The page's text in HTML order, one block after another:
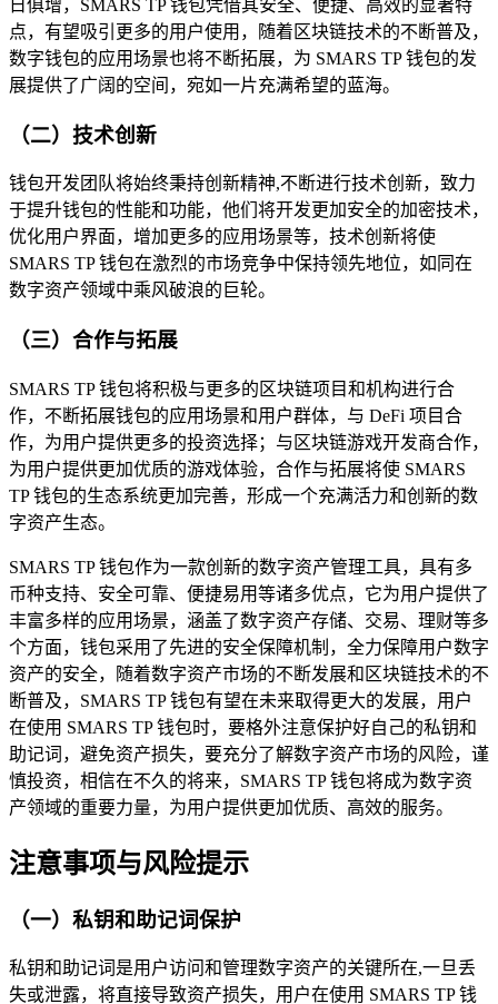
日俱增，SMARS TP 钱包凭借其安全、便捷、高效的显著特
点，有望吸引更多的用户使用，随着区块链技术的不断普及，
数字钱包的应用场景也将不断拓展，为 SMARS TP 钱包的发
展提供了广阔的空间，宛如一片充满希望的蓝海。
（二）技术创新
钱包开发团队将始终秉持创新精神,不断进行技术创新，致力
于提升钱包的性能和功能，他们将开发更加安全的加密技术，
优化用户界面，增加更多的应用场景等，技术创新将使
SMARS TP 钱包在激烈的市场竞争中保持领先地位，如同在
数字资产领域中乘风破浪的巨轮。
（三）合作与拓展
SMARS TP 钱包将积极与更多的区块链项目和机构进行合
作，不断拓展钱包的应用场景和用户群体，与 DeFi 项目合
作，为用户提供更多的投资选择；与区块链游戏开发商合作，
为用户提供更加优质的游戏体验，合作与拓展将使 SMARS
TP 钱包的生态系统更加完善，形成一个充满活力和创新的数
字资产生态。
SMARS TP 钱包作为一款创新的数字资产管理工具，具有多
币种支持、安全可靠、便捷易用等诸多优点，它为用户提供了
丰富多样的应用场景，涵盖了数字资产存储、交易、理财等多
个方面，钱包采用了先进的安全保障机制，全力保障用户数字
资产的安全，随着数字资产市场的不断发展和区块链技术的不
断普及，SMARS TP 钱包有望在未来取得更大的发展，用户
在使用 SMARS TP 钱包时，要格外注意保护好自己的私钥和
助记词，避免资产损失，要充分了解数字资产市场的风险，谨
慎投资，相信在不久的将来，SMARS TP 钱包将成为数字资
产领域的重要力量，为用户提供更加优质、高效的服务。
注意事项与风险提示
（一）私钥和助记词保护
私钥和助记词是用户访问和管理数字资产的关键所在,一旦丢
失或泄露，将直接导致资产损失，用户在使用 SMARS TP 钱